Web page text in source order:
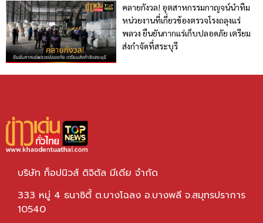
คลายกังวล! อุตสาหกรรมกาญจน์นำทีม
หน่วยงานที่เกี่ยวข้องตรวจโรงถลุงแร่
พลวง ยืนยันกากแร่เก็บปลอดภัย เตรียม
ส่งกำจัดที่สระบุรี
บริษัท ท็อปนิวส์ ดิจิตัล มีเดีย จำกัด
333 หมู่ 4 ธนาซิตี้ ต.บางโฉลง อ.บางพลี จ.สมุทรปราการ
10540